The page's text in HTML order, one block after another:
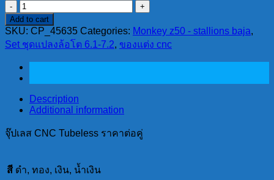
จุ๊ปเลส
CNC
Tubeless
ราคา
ต่อ
คู่
Add to cart
SKU: CP_45635 Categories: Monkey z50 - stallions baja,
Set ชุดแปลงล้อโต 6.1-7.2, ของแต่ง cnc
Description
Additional information
จุ๊ปเลส CNC Tubeless ราคาต่อคู่
สี ดำ, ทอง, เงิน, น้ำเงิน